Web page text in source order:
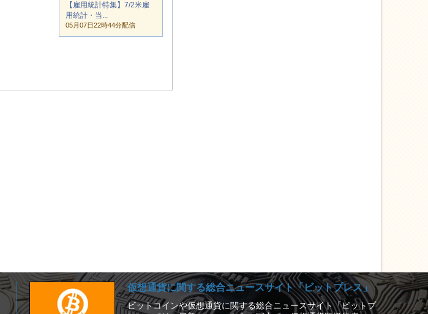
【雇用統計特集】7/2米雇
用統計・当...
05月07日22時44分配信
仮想通貨に関する総合ニュースサイト「ビットプレス」
ビットコインや仮想通貨に関する総合ニュースサイト「ビットプ